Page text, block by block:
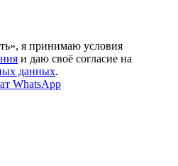
я принимаю условия
и даю своё согласие на
данных.
WhatsApp